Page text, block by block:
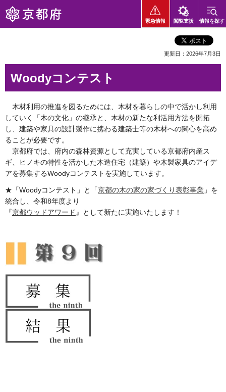
京都府
緊急情報 閲覧支援 情報を探す
更新日：2026年7月3日
Woodyコンテスト
木材利用の推進を図るためには、木材を暮らしの中で活かし利用
していく「木の文化」の継承と、木材の新たな利活用方法を開拓
し、建築や家具の設計製作に携わる建築士等の木材への関心を高め
ることが必要です。
京都府では、府内の森林資源として充実している京都府内産ス
ギ、ヒノキの特性を活かした木造住宅（建築）や木製家具のアイデ
アを募集するWoodyコンテストを実施しています。
★「Woodyコンテスト」と「京都の木の家の家づくり表彰事業 」を
統合し、令和8年度より
『京都ウッドアワード』として新たに実施いたします！